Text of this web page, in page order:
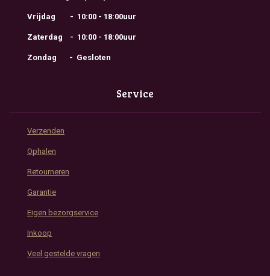
Vrijdag - 10:00 - 18:00uur
Zaterdag - 10:00 - 18:00uur
Zondag - Gesloten
Service
Verzenden
Ophalen
Retourneren
Garantie
Eigen bezorgservice
Inkoop
Veel gestelde vragen